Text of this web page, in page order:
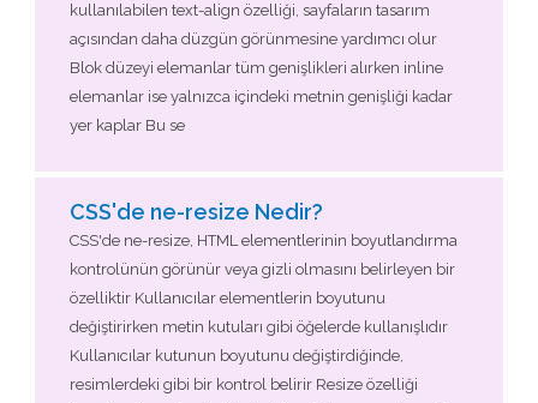
kullanılabilen text-align özelliği, sayfaların tasarım
açısından daha düzgün görünmesine yardımcı olur
Blok düzeyi elemanlar tüm genişlikleri alırken inline
elemanlar ise yalnızca içindeki metnin genişliği kadar
yer kaplar Bu se
CSS'de ne-resize Nedir?
CSS'de ne-resize, HTML elementlerinin boyutlandırma
kontrolünün görünür veya gizli olmasını belirleyen bir
özelliktir Kullanıcılar elementlerin boyutunu
değiştirirken metin kutuları gibi öğelerde kullanışlıdır
Kullanıcılar kutunun boyutunu değiştirdiğinde,
resimlerdeki gibi bir kontrol belirir Resize özelliği